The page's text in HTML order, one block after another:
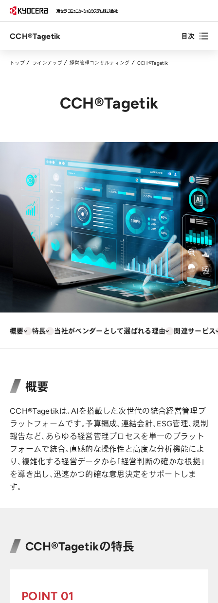
CCH®Tagetik 目次
トップ ラインアップ 経営管理コンサルティング CCH®Tagetik
CCH®Tagetik
概要 特長 当社がベンダーとして選ばれる理由 関連サービス
概要
CCH®Tagetikは、AIを搭載した次世代の統合経営管理プ
ラットフォームです。予算編成、連結会計、ESG管理、規制
報告など、あらゆる経営管理プロセスを単一のプラット
フォームで統合。直感的な操作性と高度な分析機能によ
り、複雑化する経営データから「経営判断の確かな根拠」
を導き出し、迅速かつ的確な意思決定をサポートしま
す。
CCH®Tagetikの特長
POINT 01